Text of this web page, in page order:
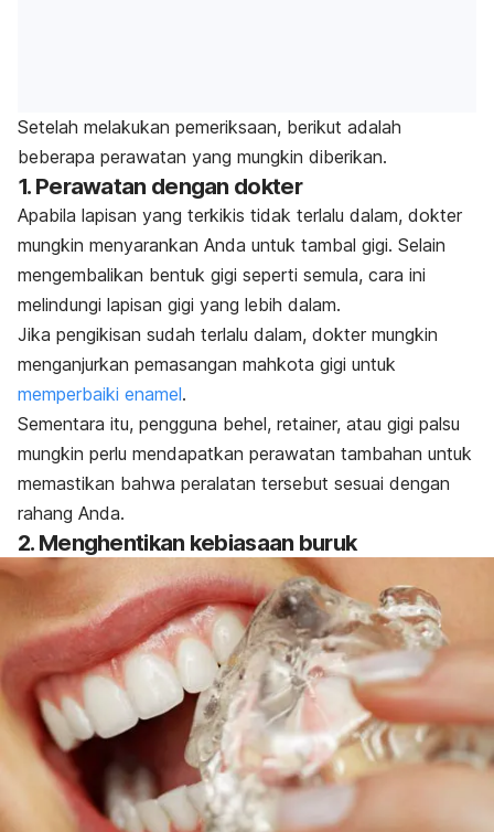
Setelah melakukan pemeriksaan, berikut adalah
beberapa perawatan yang mungkin diberikan.
1. Perawatan dengan dokter
Apabila lapisan yang terkikis tidak terlalu dalam, dokter
mungkin menyarankan Anda untuk tambal gigi. Selain
mengembalikan bentuk gigi seperti semula, cara ini
melindungi lapisan gigi yang lebih dalam.
Jika pengikisan sudah terlalu dalam, dokter mungkin
menganjurkan pemasangan mahkota gigi untuk
memperbaiki enamel.
Sementara itu, pengguna behel, retainer, atau gigi palsu
mungkin perlu mendapatkan perawatan tambahan untuk
memastikan bahwa peralatan tersebut sesuai dengan
rahang Anda.
2. Menghentikan kebiasaan buruk